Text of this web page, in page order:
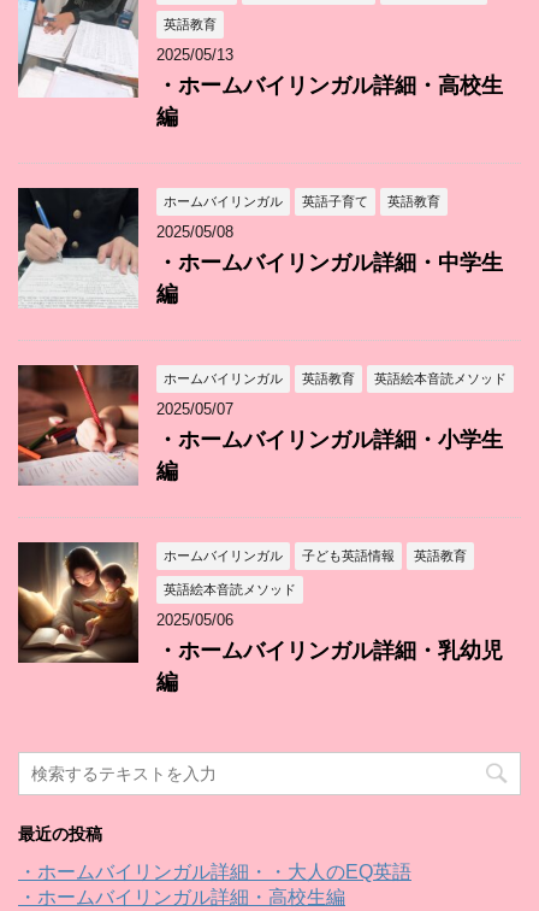
英語教育
2025/05/13
・ホームバイリンガル詳細・高校生
編
ホームバイリンガル 英語子育て 英語教育
2025/05/08
・ホームバイリンガル詳細・中学生
編
ホームバイリンガル 英語教育 英語絵本音読メソッド
2025/05/07
・ホームバイリンガル詳細・小学生
編
ホームバイリンガル 子ども英語情報 英語教育
英語絵本音読メソッド
2025/05/06
・ホームバイリンガル詳細・乳幼児
編
最近の投稿
・ホームバイリンガル詳細・・大人のEQ英語
・ホームバイリンガル詳細・高校生編